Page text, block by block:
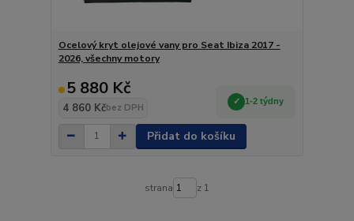
Ocelový kryt olejové vany pro Seat Ibiza 2017 -
2026, všechny motory
5 880 Kč
4 860 Kčbez DPH
1-2 týdny
Přidat do košíku
strana z 1